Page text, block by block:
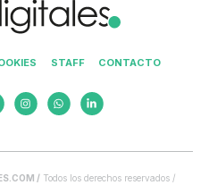
STAFF CONTACTO
/ Todos los derechos reservados /